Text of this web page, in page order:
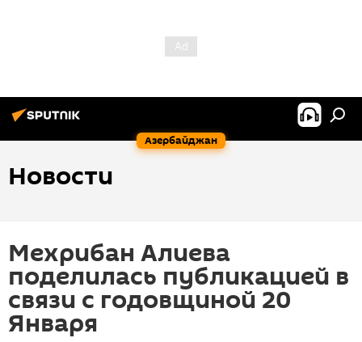
Азербайджан
Новости
Мехрибан Алиева
поделилась публикацией в
связи с годовщиной 20
Января